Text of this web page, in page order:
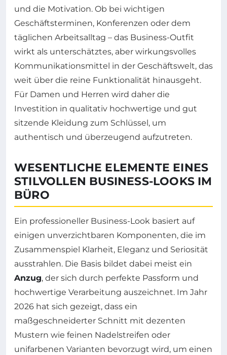
und die Motivation. Ob bei wichtigen
Geschäftsterminen, Konferenzen oder dem
täglichen Arbeitsalltag – das Business-Outfit
wirkt als unterschätztes, aber wirkungsvolles
Kommunikationsmittel in der Geschäftswelt, das
weit über die reine Funktionalität hinausgeht.
Für Damen und Herren wird daher die
Investition in qualitativ hochwertige und gut
sitzende Kleidung zum Schlüssel, um
authentisch und überzeugend aufzutreten.
WESENTLICHE ELEMENTE EINES
STILVOLLEN BUSINESS-LOOKS IM
BÜRO
Ein professioneller Business-Look basiert auf
einigen unverzichtbaren Komponenten, die im
Zusammenspiel Klarheit, Eleganz und Seriosität
ausstrahlen. Die Basis bildet dabei meist ein
Anzug, der sich durch perfekte Passform und
hochwertige Verarbeitung auszeichnet. Im Jahr
2026 hat sich gezeigt, dass ein
maßgeschneiderter Schnitt mit dezenten
Mustern wie feinen Nadelstreifen oder
unifarbenen Varianten bevorzugt wird, um einen